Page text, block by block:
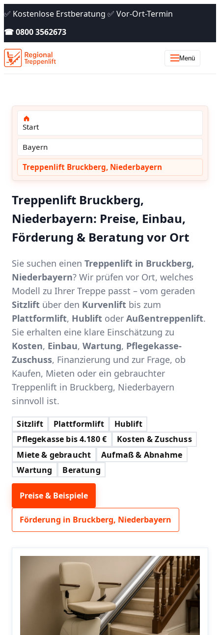
✅ Kostenlose Erstberatung ✅ Vor-Ort-Termin
☎ 0800 3562673
Menü
Start
Bayern
Treppenlift Bruckberg, Niederbayern
Treppenlift Bruckberg,
Niederbayern: Preise, Einbau,
Förderung & Beratung vor Ort
Sie suchen einen Treppenlift in Bruckberg,
Niederbayern? Wir prüfen vor Ort, welches
Modell zu Ihrer Treppe passt – vom geraden
Sitzlift über den Kurvenlift bis zum
Plattformlift, Hublift oder Außentreppenlift.
Sie erhalten eine klare Einschätzung zu
Kosten, Einbau, Wartung, Pflegekasse-
Zuschuss, Finanzierung und zur Frage, ob
Kaufen, Mieten oder ein gebrauchter
Treppenlift in Bruckberg, Niederbayern
sinnvoll ist.
Sitzlift Plattformlift
Hublift
Pflegekasse bis 4.180 €
Kosten & Zuschuss
Miete & gebraucht
Aufmaß & Abnahme
Wartung
Beratung
Preise & Beispiele
Förderung in Bruckberg, Niederbayern